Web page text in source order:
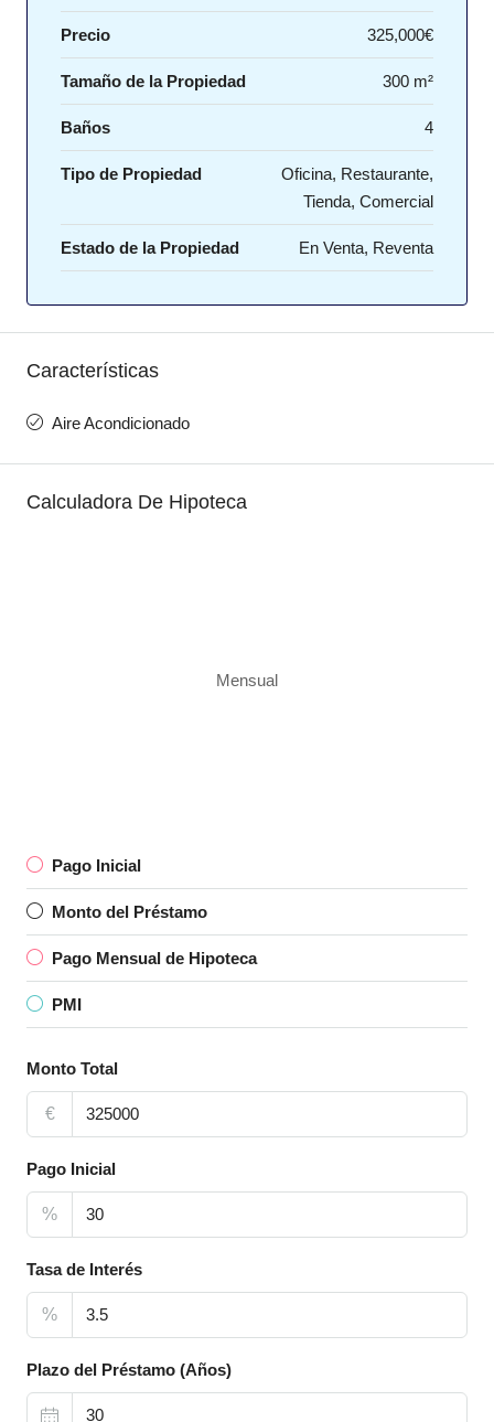
Precio 325,000€
Tamaño de la Propiedad 300 m²
Baños 4
Tipo de Propiedad
Oficina, Restaurante,
Tienda, Comercial
Estado de la Propiedad En Venta, Reventa
Características
Aire Acondicionado
Calculadora De Hipoteca
Mensual
Pago Inicial
Monto del Préstamo
Pago Mensual de Hipoteca
PMI
Monto Total
€
Pago Inicial
%
Tasa de Interés
%
Plazo del Préstamo (Años)